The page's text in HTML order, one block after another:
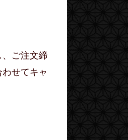
ご注文締
せてキャ